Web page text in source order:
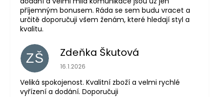
příjemným bonusem. Ráda se sem budu vracet a
určitě doporučuji všem ženám, které hledají styl a
kvalitu.
ZŠ Zdeňka Škutová
Hodnocení obchodu je 5 z 5 hvězdiček.
16.1.2026
Veliká spokojenost. Kvalitní zboží a velmi rychlé
vyřízení a dodání. Doporučuji